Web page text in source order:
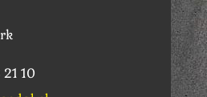
10